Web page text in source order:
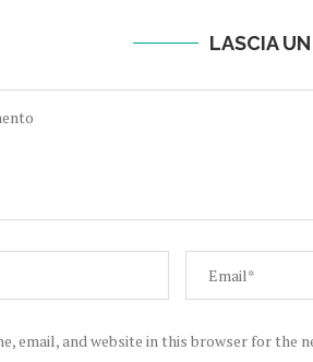
LASCIA
email, and website in this browser for the